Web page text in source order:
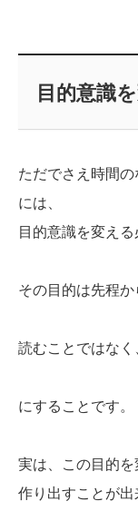
目的意識
ただでさえ時間
には、
目的意識を変える
その目的は先程か
読むことではな
にすることです。
実は、この目的
作り出すことが出